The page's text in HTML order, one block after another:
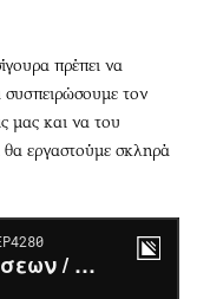
πρέπει να
συσπειρώσουμε τον
μας και να του
θα εργαστούμε σκληρά